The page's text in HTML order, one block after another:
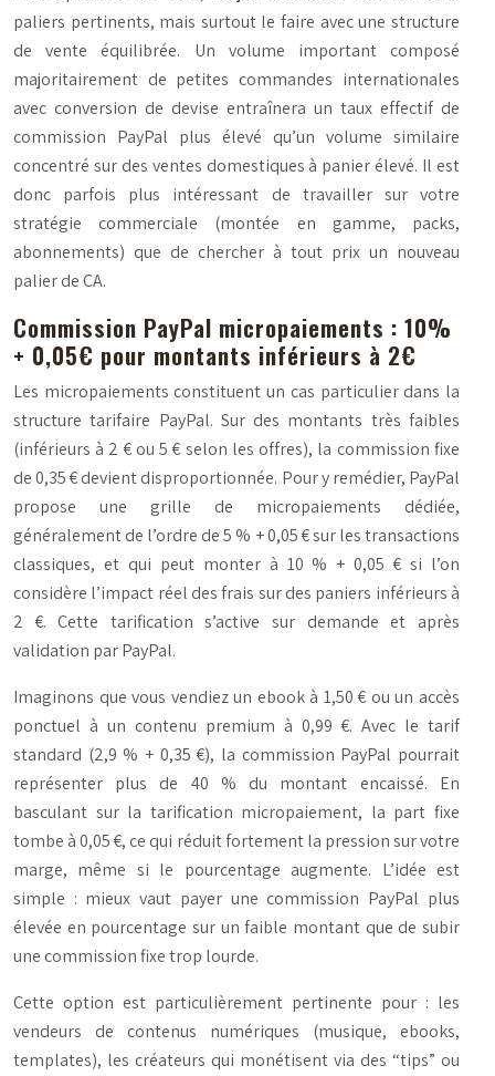
paliers pertinents, mais surtout le faire avec une structure
de vente équilibrée. Un volume important composé
majoritairement de petites commandes internationales
avec conversion de devise entraînera un taux effectif de
commission PayPal plus élevé qu’un volume similaire
concentré sur des ventes domestiques à panier élevé. Il est
donc parfois plus intéressant de travailler sur votre
stratégie commerciale (montée en gamme, packs,
abonnements) que de chercher à tout prix un nouveau
palier de CA.
Commission PayPal micropaiements : 10%
+ 0,05€ pour montants inférieurs à 2€
Les micropaiements constituent un cas particulier dans la
structure tarifaire PayPal. Sur des montants très faibles
(inférieurs à 2 € ou 5 € selon les offres), la commission fixe
de 0,35 € devient disproportionnée. Pour y remédier, PayPal
propose une grille de micropaiements dédiée,
généralement de l’ordre de 5 % + 0,05 € sur les transactions
classiques, et qui peut monter à 10 % + 0,05 € si l’on
considère l’impact réel des frais sur des paniers inférieurs à
2 €. Cette tarification s’active sur demande et après
validation par PayPal.
Imaginons que vous vendiez un ebook à 1,50 € ou un accès
ponctuel à un contenu premium à 0,99 €. Avec le tarif
standard (2,9 % + 0,35 €), la commission PayPal pourrait
représenter plus de 40 % du montant encaissé. En
basculant sur la tarification micropaiement, la part fixe
tombe à 0,05 €, ce qui réduit fortement la pression sur votre
marge, même si le pourcentage augmente. L’idée est
simple : mieux vaut payer une commission PayPal plus
élevée en pourcentage sur un faible montant que de subir
une commission fixe trop lourde.
Cette option est particulièrement pertinente pour : les
vendeurs de contenus numériques (musique, ebooks,
templates), les créateurs qui monétisent via des “tips” ou